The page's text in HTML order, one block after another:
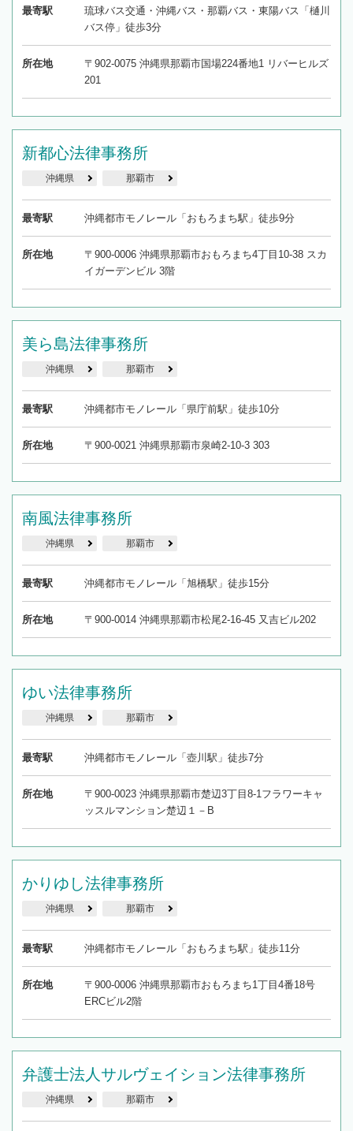
最寄駅
琉球バス交通・沖縄バス・那覇バス・東陽バス「樋川
バス停」徒歩3分
所在地
〒902-0075 沖縄県那覇市国場224番地1 リバーヒルズ
201
新都心法律事務所
沖縄県 那覇市
最寄駅 沖縄都市モノレール「おもろまち駅」徒歩9分
所在地
〒900-0006 沖縄県那覇市おもろまち4丁目10-38 スカ
イガーデンビル 3階
美ら島法律事務所
沖縄県 那覇市
最寄駅 沖縄都市モノレール「県庁前駅」徒歩10分
所在地 〒900-0021 沖縄県那覇市泉崎2-10-3 303
南風法律事務所
沖縄県 那覇市
最寄駅 沖縄都市モノレール「旭橋駅」徒歩15分
所在地 〒900-0014 沖縄県那覇市松尾2-16-45 又吉ビル202
ゆい法律事務所
沖縄県 那覇市
最寄駅 沖縄都市モノレール「壺川駅」徒歩7分
所在地
〒900-0023 沖縄県那覇市楚辺3丁目8-1フラワーキャ
ッスルマンション楚辺１－B
かりゆし法律事務所
沖縄県 那覇市
最寄駅 沖縄都市モノレール「おもろまち駅」徒歩11分
所在地
〒900-0006 沖縄県那覇市おもろまち1丁目4番18号
ERCビル2階
弁護士法人サルヴェイション法律事務所
沖縄県 那覇市